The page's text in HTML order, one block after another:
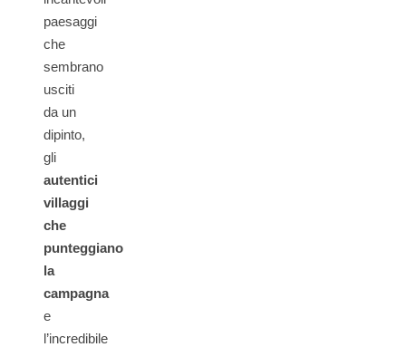
paesaggi
che
sembrano
usciti
da un
dipinto,
gli
autentici
villaggi
che
punteggiano
la
campagna
e
l’incredibile